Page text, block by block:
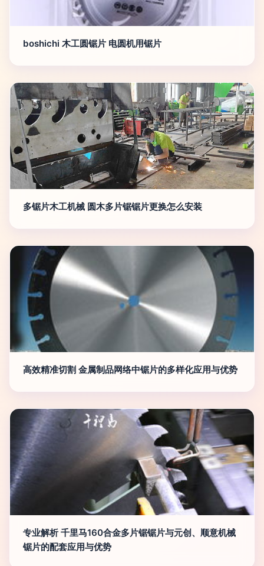
boshichi 木工圆锯片 电圆机用锯片
多锯片木工机械 圆木多片锯锯片更换怎么安装
高效精准切割 金属制品网络中锯片的多样化应用与优势
专业解析 千里马160合金多片锯锯片与元创、顺意机械
锯片的配套应用与优势